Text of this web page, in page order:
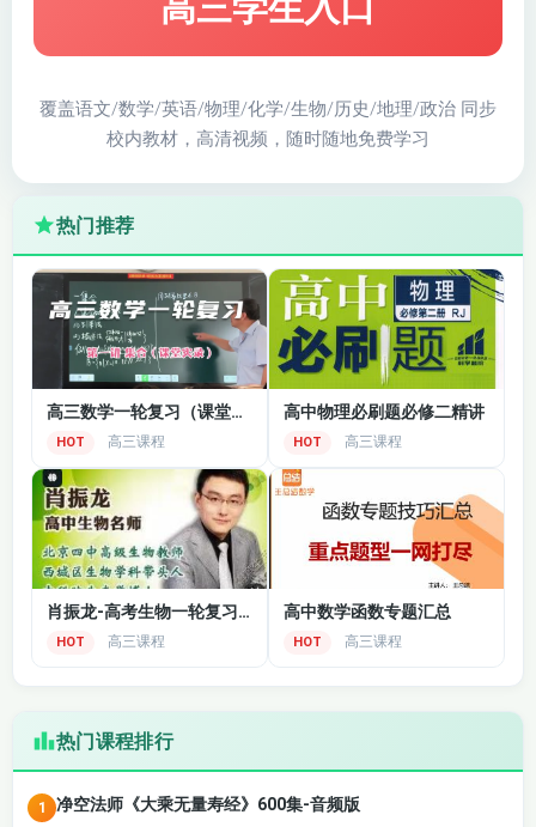
范，提高学生的应试能力。
系统性复习：按照高中生物教材的章节顺序进行全
面、系统的复习，从基础知识的回顾到重点难点的突
剖析，通过典型例题、图表、实验分析等多种方式，
帮助学生理解和掌握，确保学生在关键知识点上不失
分。
实验教学贯穿：重视实验部分的复习，将实验知识融
入到理论复习中，同时单独分析实验题的解题思路和
个性化辅导：根据学生的学习情况和反馈，提供个性
化的学习建议和辅导，帮助学生解决学习中的困难和
问题，满足不同层次学生的需求。
覆盖语文/数学/英语/物理/化学/生物/历史/地理/政治 同步
校内教材，高清视频，随时随地免费学习
热门推荐
高三数学一轮复习（课堂实录）
HOT 高三课程
高中物理必刷题必修二精讲
HOT 高三课程
肖振龙-高考生物一轮复习辅导课程
HOT 高三课程
高中数学函数专题汇总
HOT 高三课程
热门课程排行
1 净空法师《大乘无量寿经》600集-音频版